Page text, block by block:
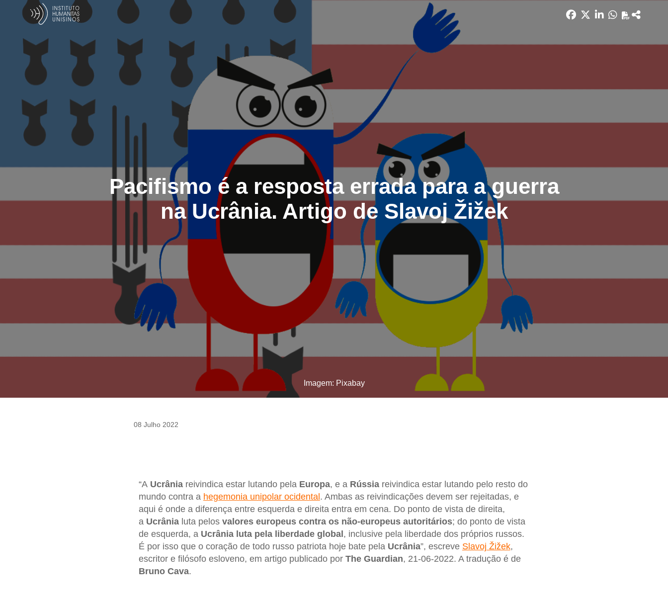
Pacifismo é a resposta errada para a guerra
na Ucrânia. Artigo de Slavoj Žižek
Imagem: Pixabay
08 Julho 2022
“A Ucrâniareivindica estar lutando pela Europa, e a Rússiareivindica estar lutando pelo resto do
mundo contra a hegemonia unipolar ocidental . Ambas as reivindicações devem ser rejeitadas, e
aqui é onde a diferença entre esquerda e direita entra em cena. Do ponto de vista de direita,
a Ucrânialuta pelos valores europeus contra os não-europeus autoritários; do ponto de vista
de esquerda, a Ucrânia luta pela liberdade global , inclusive pela liberdade dos próprios russos.
É por isso que o coração de todo russo patriota hoje bate pela Ucrânia”, escreve Slavoj Žižek,
escritor e filósofo esloveno, em artigo publicado por The Guardian, 21-06-2022. A tradução é de
Bruno Cava.